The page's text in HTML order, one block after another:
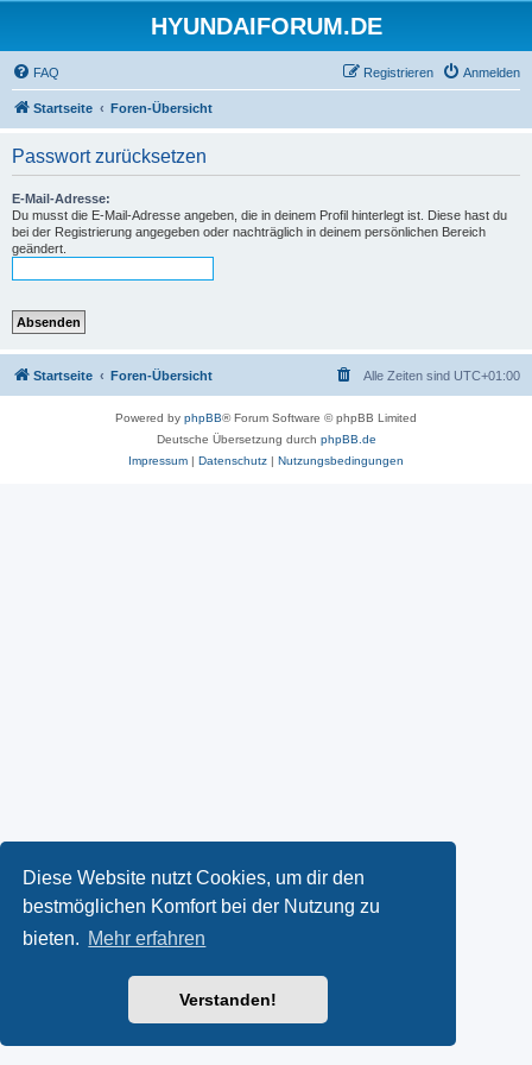
Diese Website nutzt Cookies, um dir den
bestmöglichen Komfort bei der Nutzung zu
bieten. Mehr erfahren
Verstanden!
HYUNDAIFORUM.DE
FAQ Anmelden
Registrieren
Startseite Foren-Übersicht
Passwort zurücksetzen
E-Mail-Adresse:
Du musst die E-Mail-Adresse angeben, die in deinem Profil hinterlegt ist. Diese hast du
bei der Registrierung angegeben oder nachträglich in deinem persönlichen Bereich
geändert.
Startseite Foren-Übersicht Alle Zeiten sind UTC+01:00
Powered by phpBB® Forum Software © phpBB Limited
Deutsche Übersetzung durch phpBB.de
Impressum | Datenschutz | Nutzungsbedingungen